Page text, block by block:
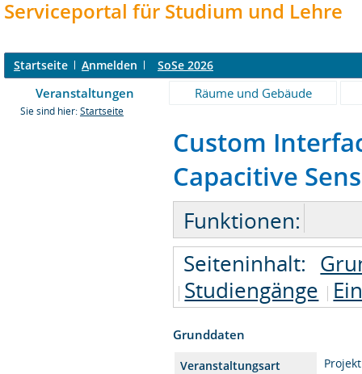
Serviceportal für Studium und Lehre
Startseite Anmelden SoSe 2026
Veranstaltungen Räume und Gebäude
Sie sind hier: Startseite
Custom
Capacitive
Funktionen:
Seiteninhalt:
Studiengänge
Grunddaten
Veranstaltungsart
Projekt